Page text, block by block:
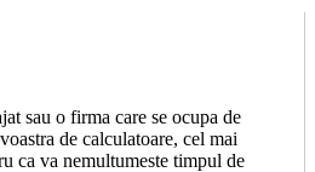
sau o firma care se ocupa de
de calculatoare, cel mai
ca va nemultumeste timpul de